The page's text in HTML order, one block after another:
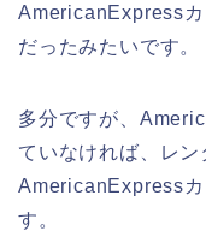
AmericanExpressカ
だったみたいです。
多分ですが、
ていなければ、レ
AmericanExpress
す。